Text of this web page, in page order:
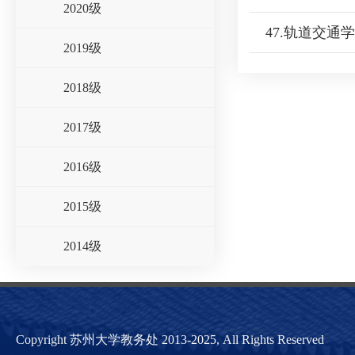
2020级
2019级
2018级
2017级
2016级
2015级
2014级
47.轨道交通
Copyright 苏州大学教务处 2013-2025, All Rights Reserved